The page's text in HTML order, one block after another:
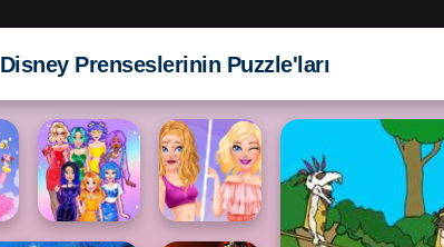
Disney Prenseslerinin Puzzle'ları